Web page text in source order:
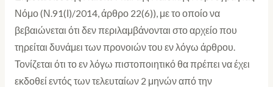
Νόμο (Ν.91(Ι)/2014, άρθρο 22(6)), με το οποίο να
βεβαιώνεται ότι δεν περιλαμβάνονται στο αρχείο που
τηρείται δυνάμει των προνοιών του εν λόγω άρθρου.
Τονίζεται ότι το εν λόγω πιστοποιητικό θα πρέπει να έχει
εκδοθεί εντός των τελευταίων 2 μηνών από την